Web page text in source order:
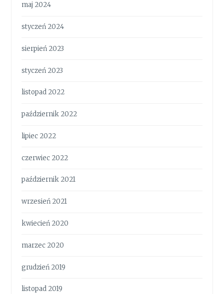
maj 2024
styczeń 2024
sierpień 2023
styczeń 2023
listopad 2022
październik 2022
lipiec 2022
czerwiec 2022
październik 2021
wrzesień 2021
kwiecień 2020
marzec 2020
grudzień 2019
listopad 2019